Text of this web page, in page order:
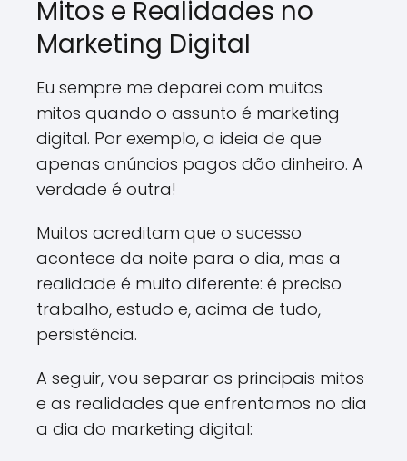
Mitos e Realidades no
Marketing Digital
Eu sempre me deparei com muitos
mitos quando o assunto é marketing
digital. Por exemplo, a ideia de que
apenas anúncios pagos dão dinheiro. A
verdade é outra!
Muitos acreditam que o sucesso
acontece da noite para o dia, mas a
realidade é muito diferente: é preciso
trabalho, estudo e, acima de tudo,
persistência.
A seguir, vou separar os principais mitos
e as realidades que enfrentamos no dia
a dia do marketing digital: